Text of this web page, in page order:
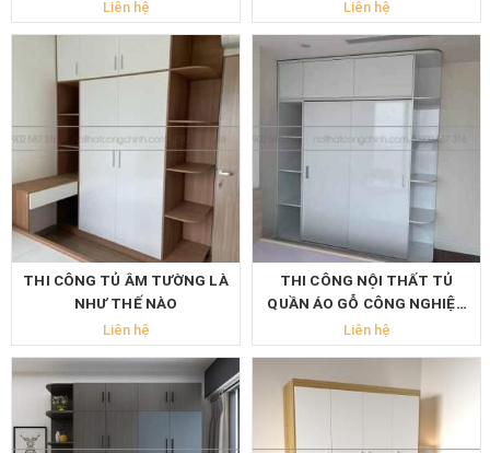
Liên hệ Liên hệ
THI CÔNG TỦ ÂM TƯỜNG LÀ
NHƯ THẾ NÀO
Liên hệ
THI CÔNG NỘI THẤT TỦ
QUẦN ÁO GỖ CÔNG NGHIỆP
HCM
Liên hệ